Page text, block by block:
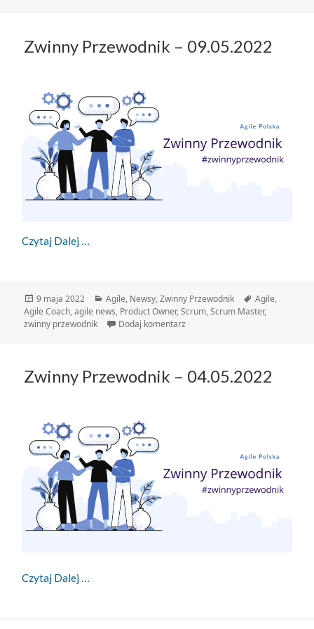
Zwinny Przewodnik – 09.05.2022
Czytaj Dalej
Data
publikacji
9 maja 2022 Kategorie
Agile, Newsy,Zwinny Przewodnik Tagi
Agile,
Agile Coach,agile news, Product Owner,Scrum,Scrum Master,
zwinny przewodnik
Dodaj komentarz
Zwinny Przewodnik – 04.05.2022
Czytaj Dalej